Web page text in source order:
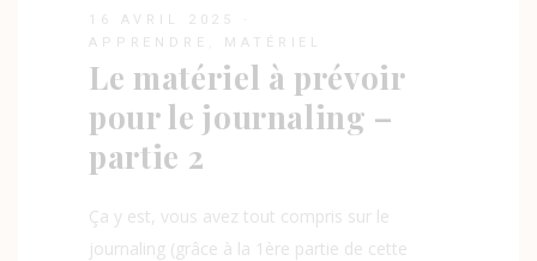
16 AVRIL 2025
APPRENDRE
MATÉRIEL
Le matériel à prévoir
pour le journaling –
partie 2
Ça y est, vous avez tout compris sur le
journaling (grâce à la 1ère partie de cette